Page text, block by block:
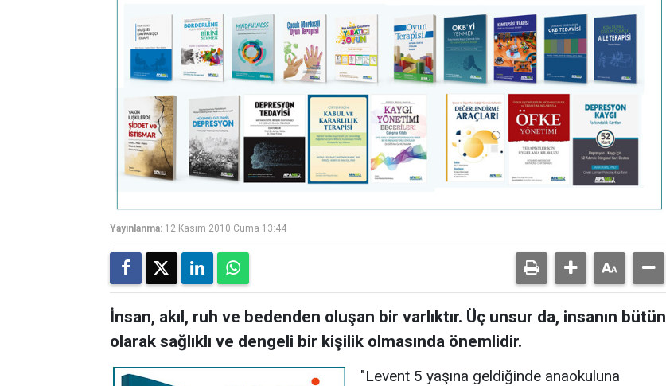
Yayınlanma: 12 Kasım 2010 Cuma 13:44
İnsan, akıl, ruh ve bedenden oluşan bir varlıktır. Üç unsur da, insanın bütün
olarak sağlıklı ve dengeli bir kişilik olmasında önemlidir.
"Levent 5 yaşına geldiğinde anaokuluna